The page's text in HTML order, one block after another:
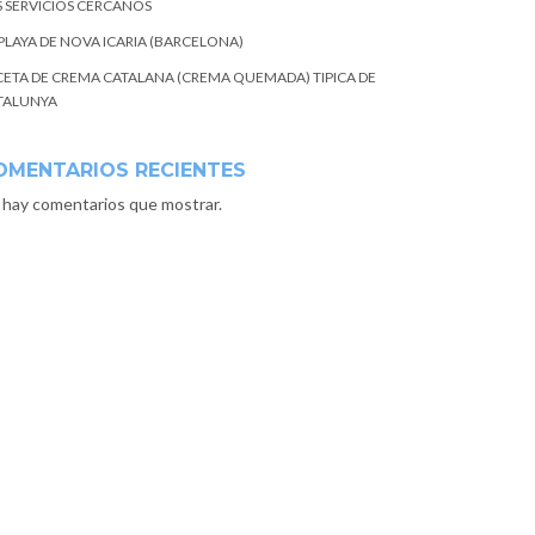
SERVICIOS CERCANOS
DE NOVA ICARIA (BARCELONA)
DE CREMA CATALANA (CREMA QUEMADA) TIPICA DE
RECIENTES
comentarios que mostrar.